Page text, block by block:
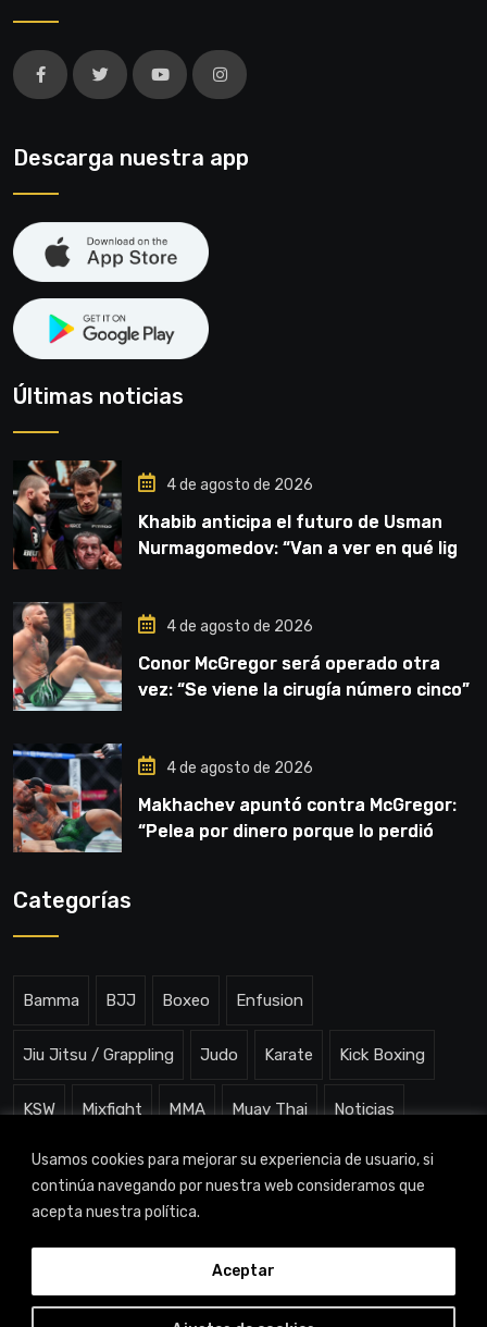
Usamos cookies para mejorar su experiencia de usuario, si
continúa navegando por nuestra web consideramos que
acepta nuestra política.
Aceptar
Descarga nuestra app
Últimas noticias
4 de agosto de 2026
Khabib anticipa el futuro de Usman
Nurmagomedov: “Van a ver en qué liga
4 de agosto de 2026
Conor McGregor será operado otra
vez: “Se viene la cirugía número cinco”
4 de agosto de 2026
Makhachev apuntó contra McGregor:
“Pelea por dinero porque lo perdió
Categorías
Bamma BJJ Boxeo Enfusion
Jiu Jitsu / Grappling Judo Karate Kick Boxing
KSW Mixfight MMA Muay Thai Noticias
One ChampionShip Slam Arena Uncategorized
TITAN CHANNEL © 2023 |Aviso legal|Política de